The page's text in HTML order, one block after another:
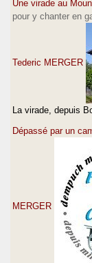
Une virade au Moun
pour y chanter en
Tederic MERGER
La virade, depuis
Dépassé par un
MERGER